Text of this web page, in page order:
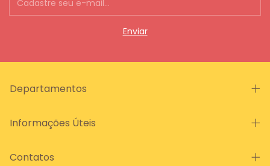
Departamentos
Informações Úteis
Contatos